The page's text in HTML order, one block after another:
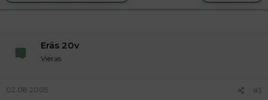
Eräs 20v
Vieras
02.08.2005 #3